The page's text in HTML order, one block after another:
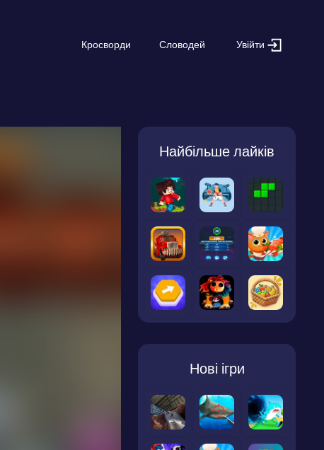
Кросворди Словодей Увійти
Найбільше лайків
Нові ігри